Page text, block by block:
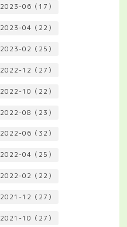
2023-06（17）
2023-04（22）
2023-02（25）
2022-12（27）
2022-10（22）
2022-08（23）
2022-06（32）
2022-04（25）
2022-02（22）
2021-12（27）
2021-10（27）